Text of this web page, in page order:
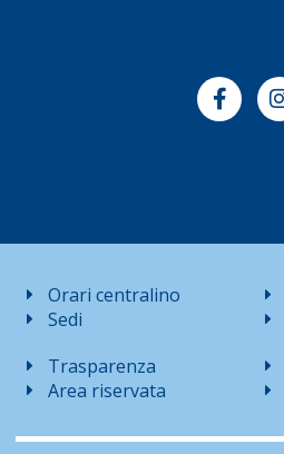
Orari centralino
Sedi
Trasparenza
Area riservata